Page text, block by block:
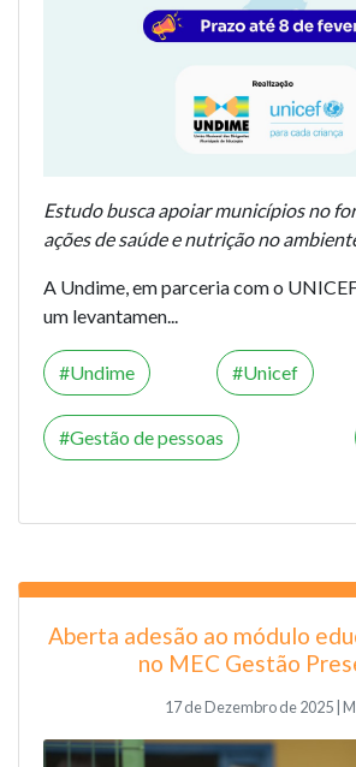
Estudo busca apoiar municípios no
ações de saúde e nutrição no
A Undime, em parceria com o
um levantamen...
Undime Unicef
Gestão de pessoas
Aberta adesão ao módulo
no MEC Gestão
17 de Dezembro de 2025 |